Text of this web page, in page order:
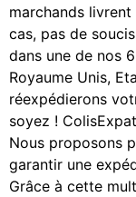
marchands livrent
cas, pas de
dans une de nos
Royaume Unis,
réexpédierons
soyez !
Nous proposons
garantir une
Grâce à cette